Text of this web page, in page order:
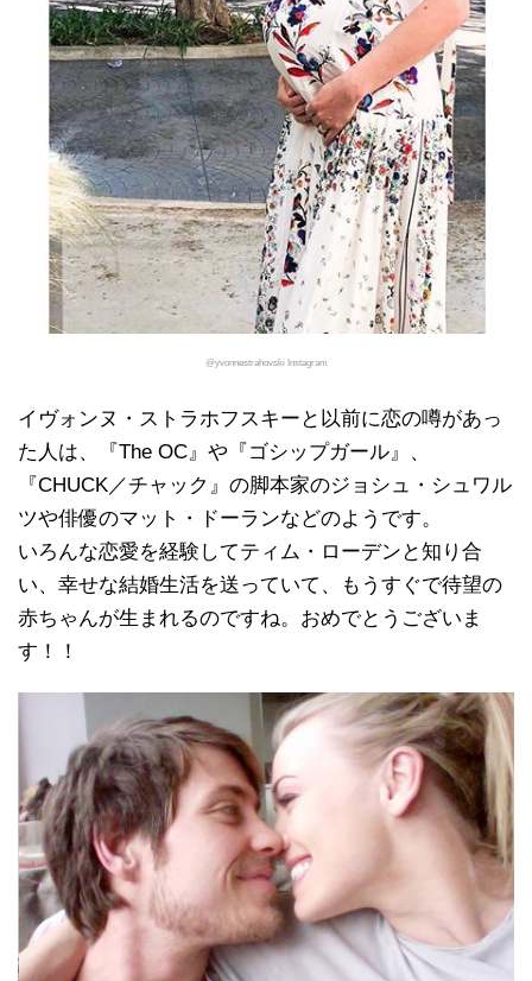
@yvonnestrahovski Instagram
イヴォンヌ・ストラホフスキーと以前に恋の噂があっ
た人は、『The OC』や『ゴシップガール』、
『CHUCK／チャック』の脚本家のジョシュ・シュワル
ツや俳優のマット・ドーランなどのようです。
いろんな恋愛を経験してティム・ローデンと知り合
い、幸せな結婚生活を送っていて、もうすぐで待望の
赤ちゃんが生まれるのですね。おめでとうございま
す！！